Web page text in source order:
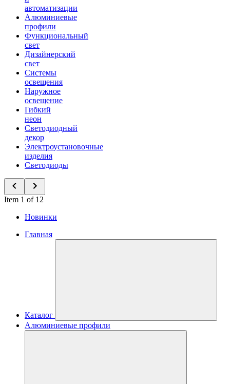
автоматизации
Алюминиевые
профили
Функциональный
свет
Дизайнерский
свет
Системы
освещения
Наружное
освещение
Гибкий
неон
Светодиодный
декор
Электроустановочные
изделия
Светодиоды
Item 1 of 12
Новинки
Главная
Каталог
Алюминиевые профили